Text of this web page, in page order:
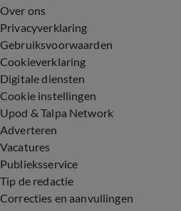
Over ons
Privacyverklaring
Gebruiksvoorwaarden
Cookieverklaring
Digitale diensten
Cookie instellingen
Upod & Talpa Network
Adverteren
Vacatures
Publieksservice
Tip de redactie
Correcties en aanvullingen